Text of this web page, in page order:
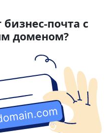
бизнес-почта с
доменом?